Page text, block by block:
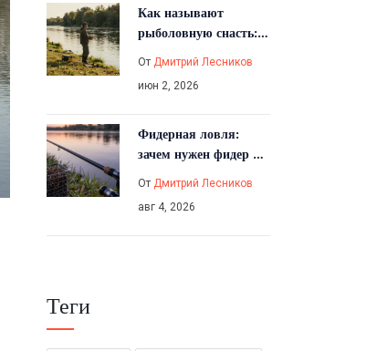
Как называют
рыболовную снасть:
терминов и видов
оснастки
От Дмитрий Лесников
июн 2, 2026
Фидерная ловля:
зачем нужен фидер и
От Дмитрий Лесников
авг 4, 2026
Теги